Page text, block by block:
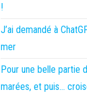
!
J’ai demandé à
mer
Pour une belle partie
marées, et puis…